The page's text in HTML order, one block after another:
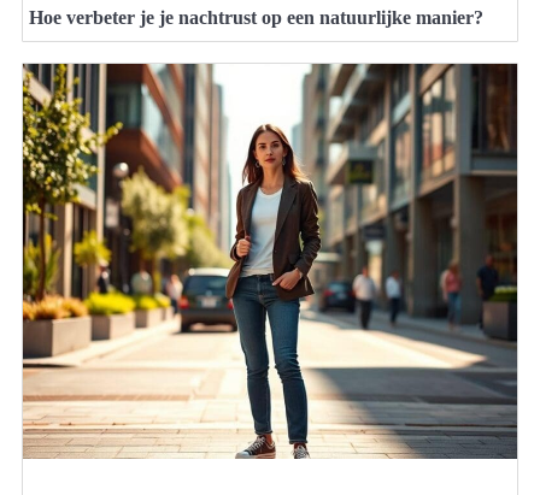
Hoe verbeter je je nachtrust op een natuurlijke manier?